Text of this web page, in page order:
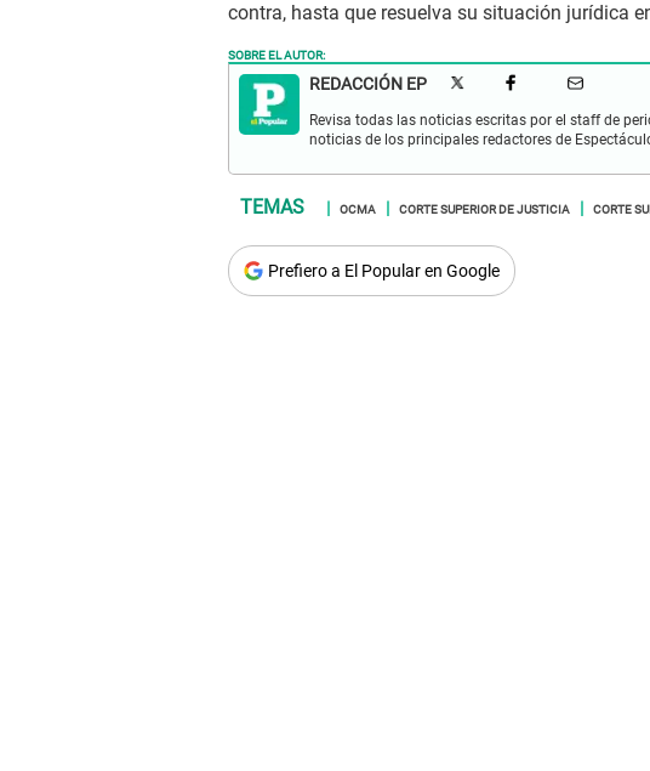
contra, hasta que resuelva su situación jurídica
SOBRE EL AUTOR:
REDACCIÓN EP
Revisa todas las noticias escritas por el staff de
noticias de los principales redactores de
OCMA CORTE SUPERIOR DE JUSTICIA CORTE
Prefiero a El Popular en Google